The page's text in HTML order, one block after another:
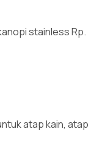
stainless Rp.
atap kain, atap